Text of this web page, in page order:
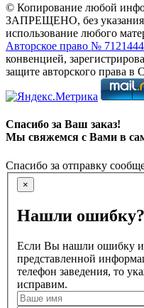
© Копирование любой
ЗАПРЕЩЕНО, без указания
использование любого
Авторское право №
конвенцией,
защите авторского права
Спасибо за Ваш заказ!
Мы свяжемся с Вами в
Спасибо за отправку
×
Нашли ошибку?
Если Вы нашли ошибку
представленной
телефон заведения, то
исправим.